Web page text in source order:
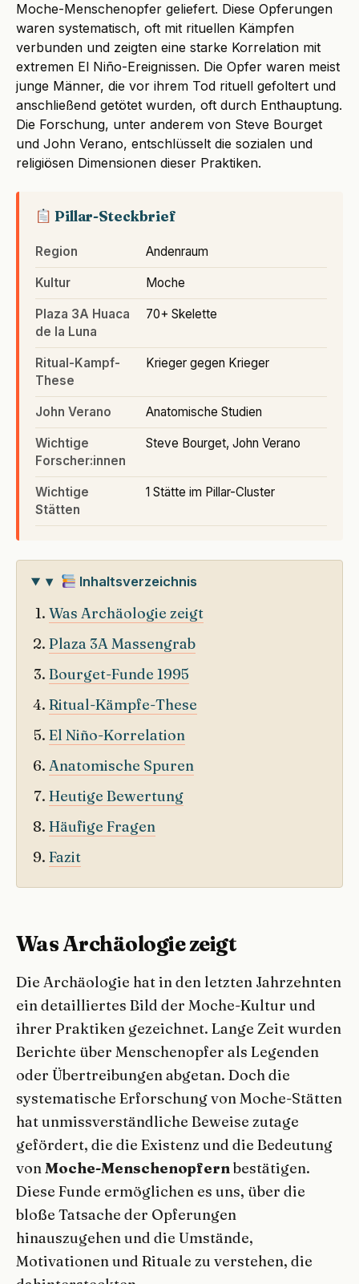
Moche-Menschenopfer geliefert. Diese Opferungen
waren systematisch, oft mit rituellen Kämpfen
verbunden und zeigten eine starke Korrelation mit
extremen El Niño-Ereignissen. Die Opfer waren meist
junge Männer, die vor ihrem Tod rituell gefoltert und
anschließend getötet wurden, oft durch Enthauptung.
Die Forschung, unter anderem von Steve Bourget
und John Verano, entschlüsselt die sozialen und
religiösen Dimensionen dieser Praktiken.
Pillar-Steckbrief
Region Andenraum
Kultur Moche
Plaza 3A Huaca
de la Luna
70+ Skelette
Ritual-Kampf-
These
Krieger gegen Krieger
John Verano Anatomische Studien
Wichtige
Forscher:innen
Steve Bourget, John Verano
Wichtige
Stätten
1 Stätte im Pillar-Cluster
▾ Inhaltsverzeichnis
Was Archäologie zeigt
Plaza 3A Massengrab
Bourget-Funde 1995
Ritual-Kämpfe-These
El Niño-Korrelation
Anatomische Spuren
Heutige Bewertung
Häufige Fragen
Fazit
Was Archäologie zeigt
Die Archäologie hat in den letzten Jahrzehnten
ein detailliertes Bild der Moche-Kultur und
ihrer Praktiken gezeichnet. Lange Zeit wurden
Berichte über Menschenopfer als Legenden
oder Übertreibungen abgetan. Doch die
systematische Erforschung von Moche-Stätten
hat unmissverständliche Beweise zutage
gefördert, die die Existenz und die Bedeutung
vonMoche-Menschenopfernbestätigen.
Diese Funde ermöglichen es uns, über die
bloße Tatsache der Opferungen
hinauszugehen und die Umstände,
Motivationen und Rituale zu verstehen, die